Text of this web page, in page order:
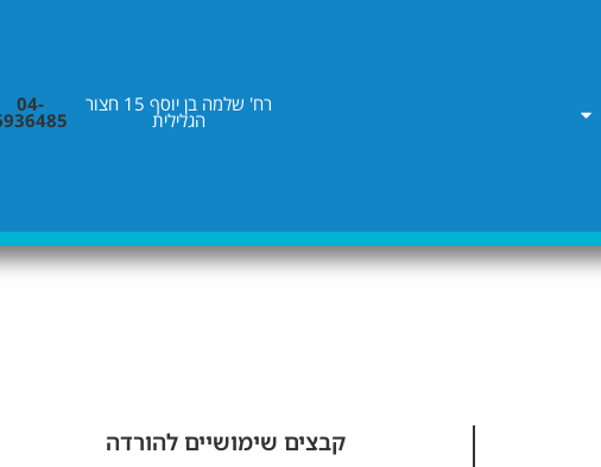
רח' שלמה בן יוסף 15 חצור
הגלילית
04-
קבצים שימושיים להורדה